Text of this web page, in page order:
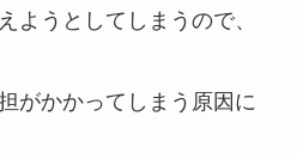
ようとしてしまうので、
がかかってしまう原因に